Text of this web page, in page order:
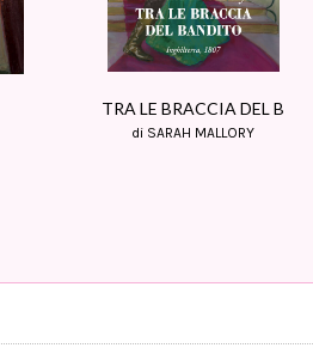
TRA LE BRACCIA DEL B
di SARAH MALLORY